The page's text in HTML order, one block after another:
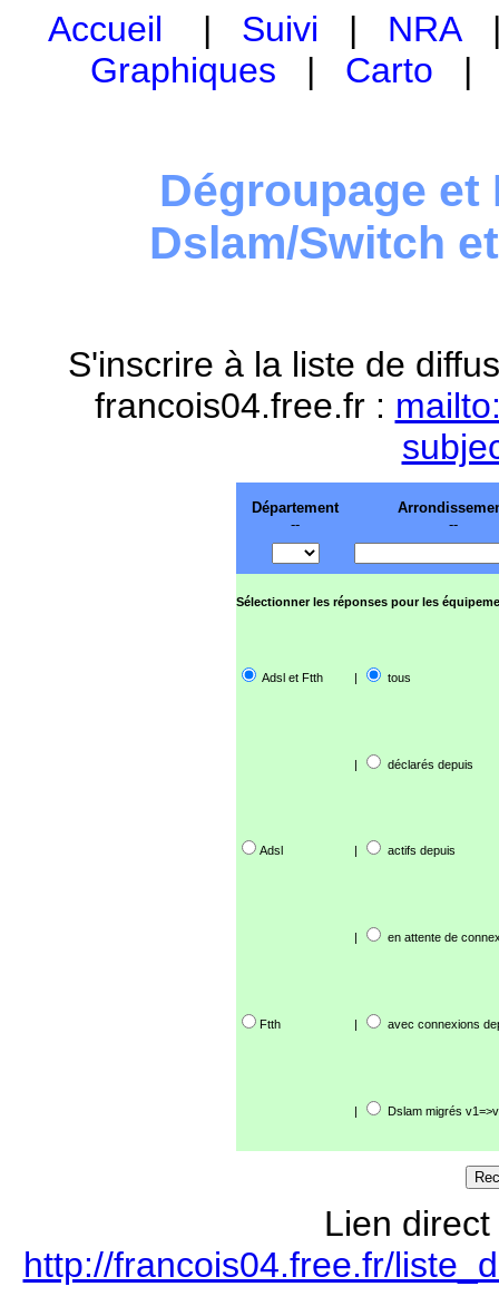
Accueil | Suivi | NRA
Graphiques | Carto
Dégroupage et
Dslam/Switch
S'inscrire à la liste de
francois04.free.fr :
Département
--
--
Sélectionner les réponses pour les
Adsl et Ftth | tous
| déclarés depuis
Adsl | actifs depuis
| en attente de
Ftth | avec connexions
| Dslam migrés
Lien
http://francois04.free.fr/